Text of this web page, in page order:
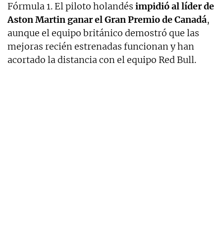
Fórmula 1. El piloto holandés impidió al líder de
Aston Martin ganar el Gran Premio de Canadá,
aunque el equipo británico demostró que las
mejoras recién estrenadas funcionan y han
acortado la distancia con el equipo Red Bull.